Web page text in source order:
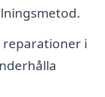
reparationer i